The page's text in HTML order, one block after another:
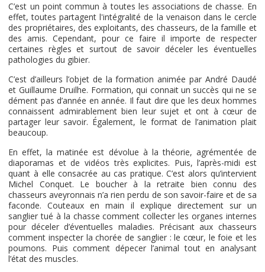
C’est un point commun à toutes les associations de chasse. En
effet, toutes partagent l'intégralité de la venaison dans le cercle
des propriétaires, des exploitants, des chasseurs, de la famille et
des amis. Cependant, pour ce faire il importe de respecter
certaines règles et surtout de savoir déceler les éventuelles
pathologies du gibier.
C’est d’ailleurs l’objet de la formation animée par André Daudé
et Guillaume Druilhe. Formation, qui connait un succès qui ne se
dément pas d’année en année. Il faut dire que les deux hommes
connaissent admirablement bien leur sujet et ont à cœur de
partager leur savoir. Également, le format de l’animation plait
beaucoup.
En effet, la matinée est dévolue à la théorie, agrémentée de
diaporamas et de vidéos très explicites. Puis, l’après-midi est
quant à elle consacrée au cas pratique. C’est alors qu’intervient
Michel Conquet. Le boucher à la retraite bien connu des
chasseurs aveyronnais n’a rien perdu de son savoir-faire et de sa
faconde. Couteaux en main il explique directement sur un
sanglier tué à la chasse comment collecter les organes internes
pour déceler d’éventuelles maladies. Précisant aux chasseurs
comment inspecter la chorée de sanglier : le cœur, le foie et les
poumons. Puis comment dépecer l’animal tout en analysant
l’état des muscles.